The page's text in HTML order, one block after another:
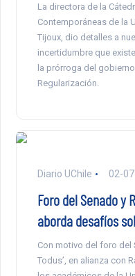
La directora de la
Contemporáneas de la
Tijoux, dio detalles a
incertidumbre que
la prórroga del
Regularización.
Diario UChile 02-
Foro del Senado y
aborda desafíos
Con motivo del foro del
Todus’, en alianza con